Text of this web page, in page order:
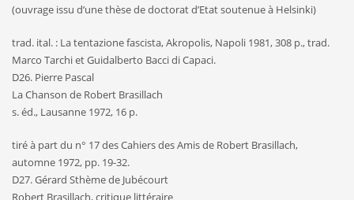
(ouvrage issu d’une thèse de doctorat d’Etat soutenue à Helsinki)
trad. ital. : La tentazione fascista, Akropolis, Napoli 1981, 308 p., trad.
Marco Tarchi et Guidalberto Bacci di Capaci.
D26. Pierre Pascal
La Chanson de Robert Brasillach
s. éd., Lausanne 1972, 16 p.
tiré à part du n° 17 des Cahiers des Amis de Robert Brasillach,
automne 1972, pp. 19-32.
D27. Gérard Sthème de Jubécourt
Robert Brasillach, critique littéraire